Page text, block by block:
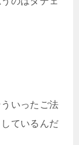
いったご法
ているんだ